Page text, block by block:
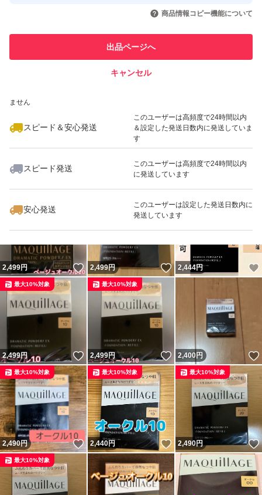
引を完了させた実績があります
での取引実績があります
ません
スピード＆安心発送
このユーザーは高頻度で24時間以内
＆設定した発送日数内に発送していま
す
スピード発送
このユーザーは高頻度で24時間以内
に発送しています
安心発送
このユーザーは設定した発送日数内に
発送しています
商品情報コピー機能について
出品ページへ
キャンセル
いいね！
2,399
2,499円 いいね！
2,499円 いいね！
2,444円
2,499円 いいね！
最大10%対象
2,499円 いいね！
最大10%対象
2,400円
2,490円 いいね！
最大10%対象
2,440円 いいね！
最大10%対象
2,490円
最大10%対象
最大10%対象